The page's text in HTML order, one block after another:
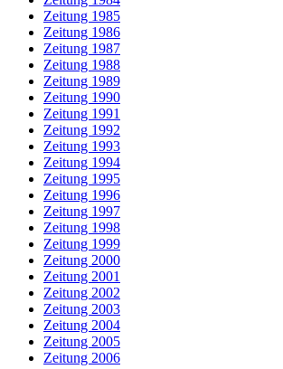
Zeitung 1985
Zeitung 1986
Zeitung 1987
Zeitung 1988
Zeitung 1989
Zeitung 1990
Zeitung 1991
Zeitung 1992
Zeitung 1993
Zeitung 1994
Zeitung 1995
Zeitung 1996
Zeitung 1997
Zeitung 1998
Zeitung 1999
Zeitung 2000
Zeitung 2001
Zeitung 2002
Zeitung 2003
Zeitung 2004
Zeitung 2005
Zeitung 2006